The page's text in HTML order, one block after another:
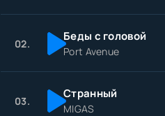
02. Беды с головой
Port Avenue
03. Странный
MIGAS